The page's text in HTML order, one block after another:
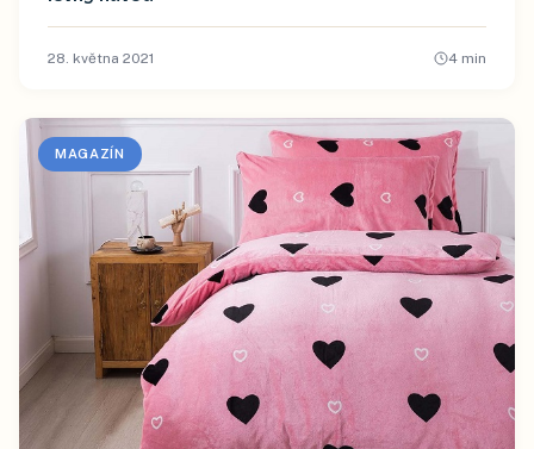
28. května 2021 4 min
MAGAZÍN